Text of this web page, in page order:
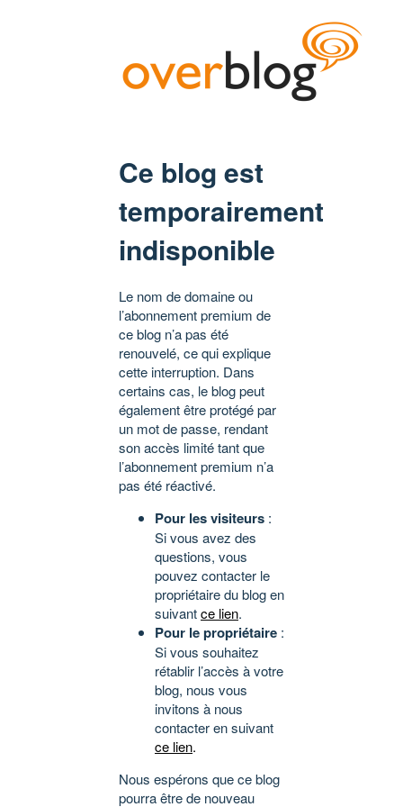
Ce blog est
temporairement
indisponible
Le nom de domaine ou
l’abonnement premium de
ce blog n’a pas été
renouvelé, ce qui explique
cette interruption. Dans
certains cas, le blog peut
également être protégé par
un mot de passe, rendant
son accès limité tant que
l’abonnement premium n’a
pas été réactivé.
Pour les visiteurs :
Si vous avez des
questions, vous
pouvez contacter le
propriétaire du blog en
suivantce lien.
Pour le propriétaire :
Si vous souhaitez
rétablir l’accès à votre
blog, nous vous
invitons à nous
contacter en suivant
ce lien.
Nous espérons que ce blog
pourra être de nouveau